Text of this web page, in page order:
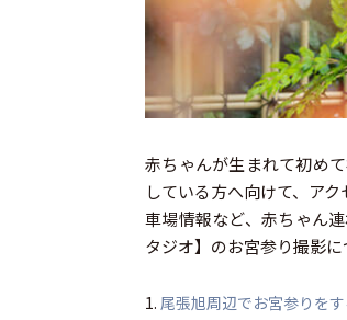
赤ちゃんが生まれて初め
している方へ向けて、ア
車場情報など、赤ちゃん
タジオ】のお宮参り撮影に
尾張旭周辺でお宮参りを